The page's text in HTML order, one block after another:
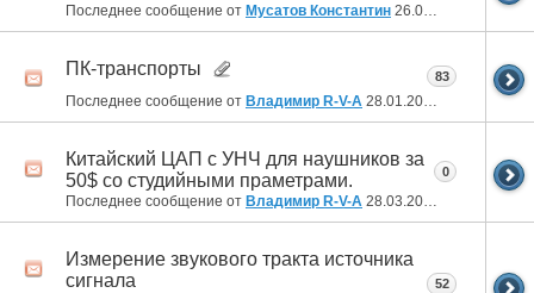
Последнее сообщение от Мусатов Константин 26.06.2026 09:20
ПК-транспорты
Последнее сообщение от Владимир R-V-A 28.01.2026
83
Китайский ЦАП с УНЧ для наушников за
50$ со студийными праметрами.
Последнее сообщение от Владимир R-V-A 28.03.2024
0
Измерение звукового тракта источника
сигнала
52